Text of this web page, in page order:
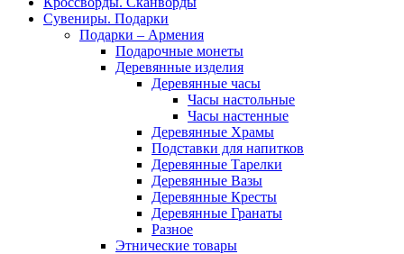
Сувениры. Подарки
Подарки – Армения
Подарочные монеты
Деревянные изделия
Деревянные часы
Часы настольные
Часы настенные
Деревянные Храмы
Подставки для напитков
Деревянные Тарелки
Деревянные Вазы
Деревянные Кресты
Деревянные Гранаты
Разное
Этнические товары